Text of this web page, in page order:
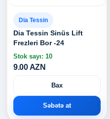
Dia Tessin
Dia Tessin Sinüs Lift
Frezleri Bor -24
Stok sayı: 10
9.00 AZN
Bax
Səbətə at